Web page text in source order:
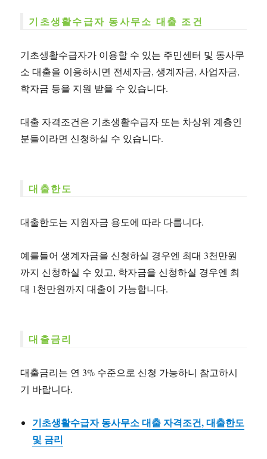
기초생활수급자 동사무소 대출 조건
기초생활수급자가 이용할 수 있는 주민센터 및 동사무
소 대출을 이용하시면 전세자금, 생계자금, 사업자금,
학자금 등을 지원 받을 수 있습니다.
대출 자격조건은 기초생활수급자 또는 차상위 계층인
분들이라면 신청하실 수 있습니다.
대출한도
대출한도는 지원자금 용도에 따라 다릅니다.
예를들어 생계자금을 신청하실 경우엔 최대 3천만원
까지 신청하실 수 있고, 학자금을 신청하실 경우엔 최
대 1천만원까지 대출이 가능합니다.
대출금리
대출금리는 연 3% 수준으로 신청 가능하니 참고하시
기 바랍니다.
기초생활수급자 동사무소 대출 자격조건, 대출한도
및 금리